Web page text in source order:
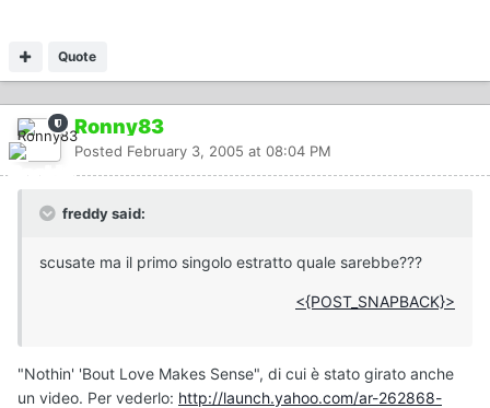
Quote
Ronny83
Posted February 3, 2005 at 08:04 PM
freddy said:
scusate ma il primo singolo estratto quale sarebbe???
<{POST_SNAPBACK}>
"Nothin' 'Bout Love Makes Sense", di cui è stato girato anche
un video. Per vederlo: http://launch.yahoo.com/ar-262868-